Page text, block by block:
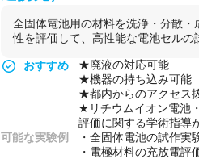
全固体電池用の材料を洗浄・分散
性を評価して、高性能な電池セルの
おすすめ
★廃液の対応可能
★機器の持ち込み可能
★都内からのアクセス
★リチウムイオン電池
評価に関する学術指導
可能な実験例
・全固体電池の試作実
・電極材料の充放電評